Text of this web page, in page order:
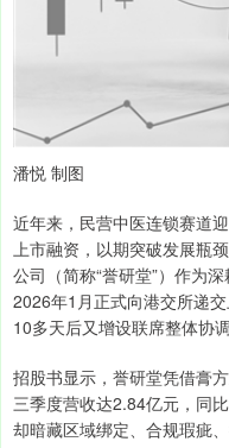
潘悦 制图
近年来，民营中医连锁赛道
上市融资，以期突破发展瓶
公司（简称“誉研堂”）作为
2026年1月正式向港交所递
10多天后又增设联席整体协调
招股书显示，誉研堂凭借膏
三季度营收达2.84亿元，同
却暗藏区域绑定、合规瑕疵